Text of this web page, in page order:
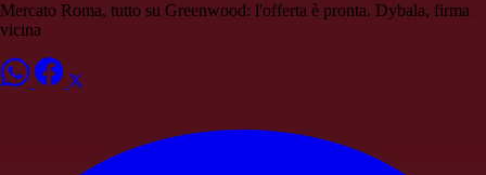
Mercato Roma, tutto su Greenwood: l'offerta è pronta. Dybala, firma
vicina